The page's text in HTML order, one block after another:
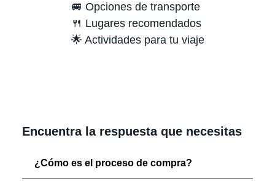
🚐 Opciones de transporte
🍴 Lugares recomendados
🌟 Actividades para tu viaje
Encuentra la respuesta que necesitas
¿Cómo es el proceso de compra?